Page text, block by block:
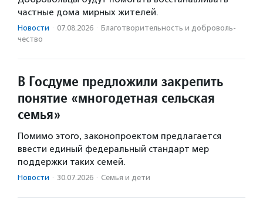
частные дома мирных жителей.
Новости · 07.08.2026 · Благотвори­тель­ность и доброволь­
чест­во
В Госдуме предложили закрепить
понятие «многодетная сельская
семья»
Помимо этого, законопроектом предлагается
ввести единый федеральный стандарт мер
поддержки таких семей.
Новости · 30.07.2026 · Семья и дети